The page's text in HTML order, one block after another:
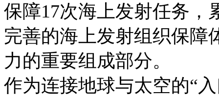
保障17次海上发射任务，
完善的海上发射组织保障
力的重要组成部分。
作为连接地球与太空的“